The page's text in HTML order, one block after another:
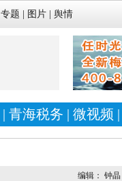
专题 图片 舆情
| 青海税务 | 微视频 |
编辑： 钟晶